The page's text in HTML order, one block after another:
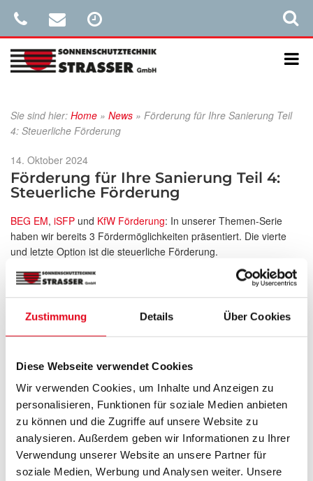
Zustimmung Details Über Cookies
Diese Webseite verwendet Cookies
Wir verwenden Cookies, um Inhalte und Anzeigen zu
personalisieren, Funktionen für soziale Medien anbieten
zu können und die Zugriffe auf unsere Website zu
analysieren. Außerdem geben wir Informationen zu Ihrer
Verwendung unserer Website an unsere Partner für
soziale Medien, Werbung und Analysen weiter. Unsere
Sie sind hier: Home » News » Förderung für Ihre Sanierung Teil
4: Steuerliche Förderung
Veröffentlicht
am
14. Oktober 2024
Förderung für Ihre Sanierung Teil 4:
Steuerliche Förderung
BEG EM, iSFP und KfW Förderung: In unserer Themen-Serie
haben wir bereits 3 Fördermöglichkeiten präsentiert. Die vierte
und letzte Option ist die steuerliche Förderung.
Für die steuerliche Förderung ist kein Energieberaternotwendig.
Voraussetzung ist, dass Sie Inhaber der Wohnung sind und diese
zu Wohnzwecken nutzen. Außerdem muss das
Haus
verteiltvon den zu zahlenden Steuern abgezogen werden. In
den ersten beiden Jahren werden 7%, im dritten Jahr 6%
angerechnet.
Dasmaximale Investitionsvolumenbeläuft sie in 10 Jahren auf
200.000€
. Hieraus leitet sich bei 20% Förderung auch der
maximale Förderbetrag
40.000€ ab.